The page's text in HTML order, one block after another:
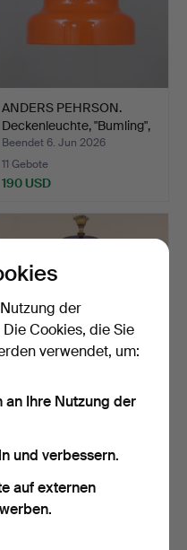
ANDERS PEHRSON.
Deckenleuchte, "Bumling",
…
Beendet 6. Jun 2026
11 Gebote
190 USD
EDWARD HALD.
1.424 USD
der
Cookies, die Sie
verwendet, um:
an Ihre Nutzung der
und verbessern.
auf externen